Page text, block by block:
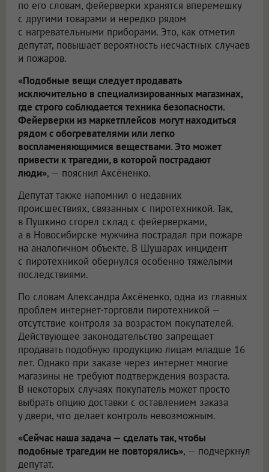
по его словам, фейерверки хранятся вперемешку
с другими товарами и нередко рядом
с нагревательными приборами. Это, как отметил
депутат, повышает вероятность несчастных случаев
и пожаров.
«Подобные вещи следует продавать
исключительно в специализированных магазинах,
где строго соблюдается техника безопасности.
Фейерверки из маркетплейсов могут находиться
рядом с обогревателями или легко
воспламеняющимися веществами. Это может
привести к трагедии, в которой пострадают
люди», — пояснил Аксёненко.
Депутат также напомнил о недавних
происшествиях, связанных с пиротехникой. Так,
в Пушкино сгорел склад с фейерверками,
а в Новосибирске мужчина пострадал при пожаре
на аналогичном объекте. В Шушарах инцидент
с пиротехникой обернулся особенно тяжёлыми
последствиями.
По словам Александра Аксёненко, одна из главных
проблем интернет-торговли пиротехникой —
отсутствие контроля за возрастом покупателей.
Действующее законодательство запрещает
продавать подобную продукцию лицам младше 16
лет. Однако при заказе через интернет многие
магазины не требуют подтверждения возраста.
В некоторых случаях покупатель может просто
выбрать опцию доставки с оставлением заказа
у двери, что делает контроль невозможным.
«Сейчас наша задача — сделать так, чтобы
подобные трагедии не повторялись», — подчеркнул
депутат.